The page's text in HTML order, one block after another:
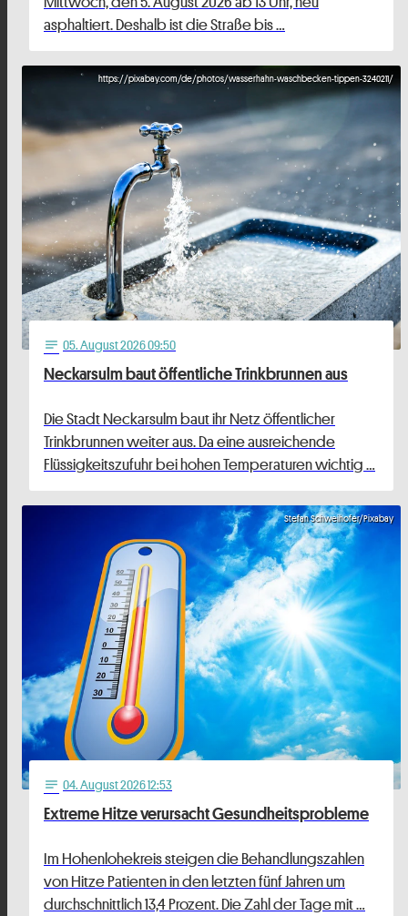
asphaltiert. Deshalb ist die Straße bis …
https://pixabay.com/de/photos/wasserhahn-waschbecken-tippen-3240211/
notes 05. August 2026 09:50
Neckarsulm baut öffentliche Trinkbrunnen aus
Die Stadt Neckarsulm baut ihr Netz öffentlicher
Trinkbrunnen weiter aus. Da eine ausreichende
Flüssigkeitszufuhr bei hohen Temperaturen wichtig …
Stefan Schweihofer/Pixabay
notes 04. August 2026 12:53
Extreme Hitze verursacht Gesundheitsprobleme
Im Hohenlohekreis steigen die Behandlungszahlen
von Hitze Patienten in den letzten fünf Jahren um
durchschnittlich 13,4 Prozent. Die Zahl der Tage mit …